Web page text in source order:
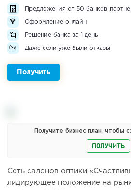
Предложения от 50 банков-
Оформление онлайн
Решение банка за 1 день
Даже если уже были отказы
Получить
Получите бизнес план, чтобы
ПОЛУЧИТЬ
Сеть салонов оптики
лидирующее положение на